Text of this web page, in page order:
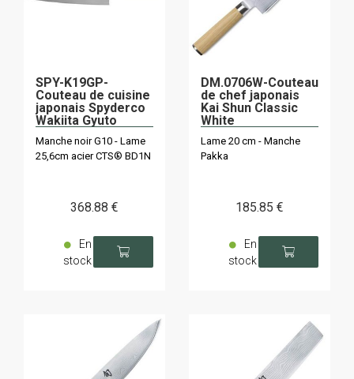
SPY-K19GP-
Couteau de cuisine
japonais Spyderco
Wakiita Gyuto
Manche noir G10 - Lame
25,6cm acier CTS® BD1N
368.88 €
En
stock
DM.0706W-Couteau
de chef japonais
Kai Shun Classic
White
Lame 20 cm - Manche
Pakka
185.85 €
En
stock